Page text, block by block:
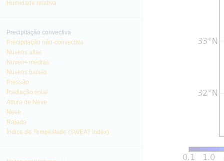
Humidade relativa
Precipitação convectiva
Precipitação não-convectiva
Nuvens altas
Nuvens médias
Nuvens baixas
Pressão
Radiação solar
Altura de Neve
Neve
Rajada
Índice de Tempestade (SWEAT Index)